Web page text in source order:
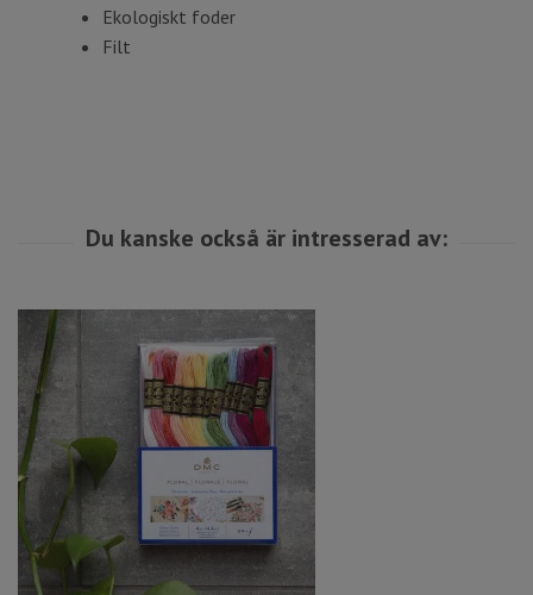
Ekologiskt foder
Filt